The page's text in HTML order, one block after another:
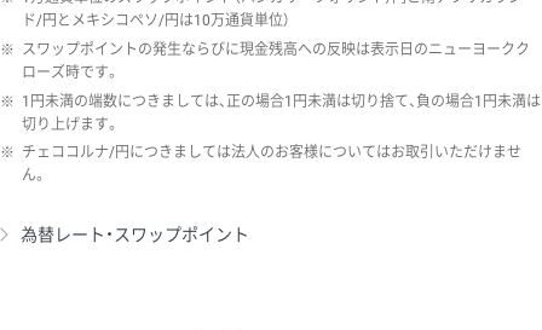
ド/円とメキシコペソ/円は10万通貨単位）
※ スワップポイントの発生ならびに現金残高への反映は表示日のニューヨークク
ローズ時です。
※ 1円未満の端数につきましては、正の場合1円未満は切り捨て、負の場合1円未満は
切り上げます。
※ チェココルナ/円につきましては法人のお客様についてはお取引いただけませ
ん。
為替レート・スワップポイント